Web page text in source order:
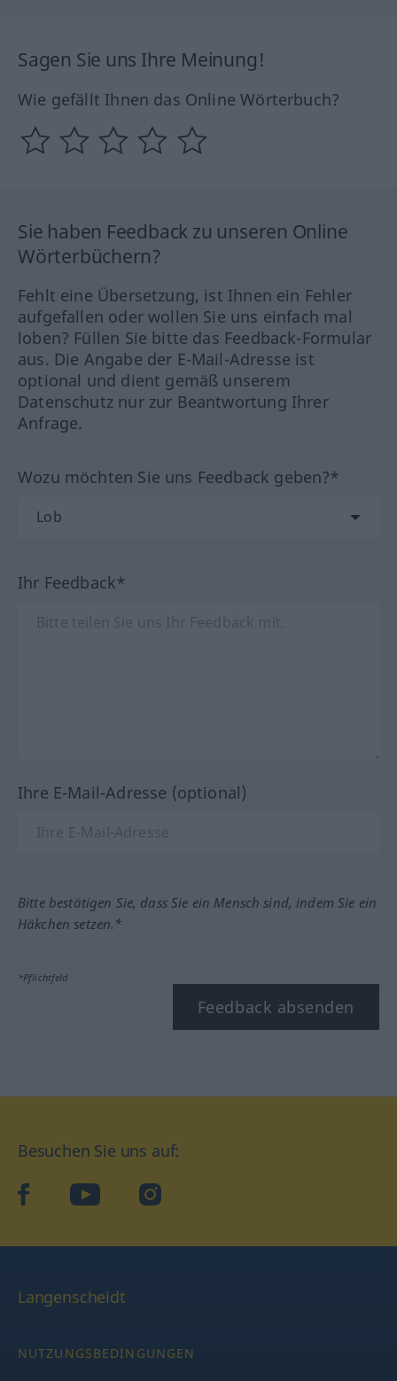
Sagen Sie uns Ihre Meinung!
Wie gefällt Ihnen das Online Wörterbuch?
Sie haben Feedback zu unseren Online
Wörterbüchern?
Fehlt eine Übersetzung, ist Ihnen ein Fehler
aufgefallen oder wollen Sie uns einfach mal
loben? Füllen Sie bitte das Feedback-Formular
aus. Die Angabe der E-Mail-Adresse ist
optional und dient gemäß unserem
Datenschutz nur zur Beantwortung Ihrer
Anfrage.
Wozu möchten Sie uns Feedback geben?*
Ihr Feedback*
Ihre E-Mail-Adresse (optional)
Bitte bestätigen Sie, dass Sie ein Mensch sind, indem Sie ein
Häkchen setzen.*
*Pflichtfeld
Feedback absenden
Besuchen Sie uns auf:
facebookYouTube Instagram
Langenscheidt
NUTZUNGSBEDINGUNGEN